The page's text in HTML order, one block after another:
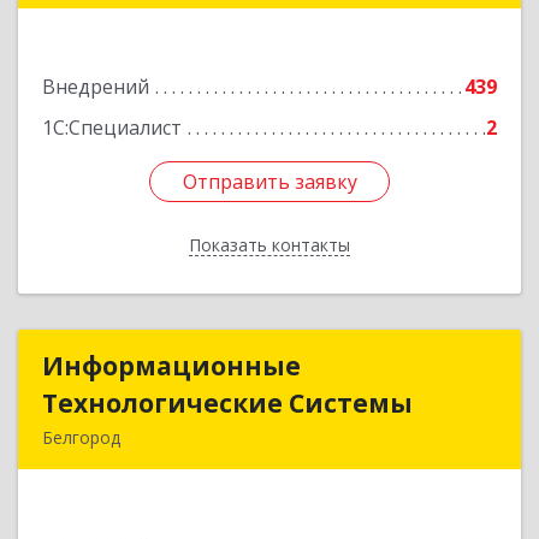
Внедрений
439
1С:Специалист
2
Отправить заявку
Показать контакты
Отправить заявку
Назад
Информационные
Технологические Системы
Белгород
Информационные
Технологические Системы